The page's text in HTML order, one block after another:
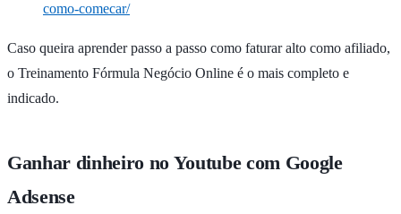
como-comecar/
Caso queira aprender passo a passo como faturar alto como afiliado,
o Treinamento Fórmula Negócio Online é o mais completo e
indicado.
Ganhar dinheiro no Youtube com Google
Adsense